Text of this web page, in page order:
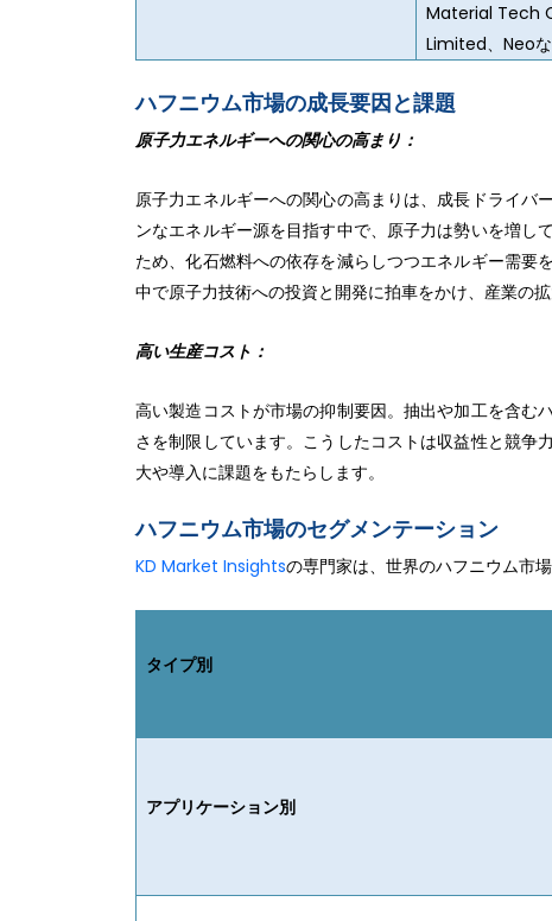
Material Tech
Limited、Neoな
ハフニウム市場の成長要因と課題
原子力エネルギーへの関心の高まり：
原子力エネルギーへの関心の高まりは、成長ドライバ
ンなエネルギー源を目指す中で、原子力は勢いを増
ため、化石燃料への依存を減らしつつエネルギー需要
中で原子力技術への投資と開発に拍車をかけ、産業の拡
高い生産コスト：
高い製造コストが市場の抑制要因。抽出や加工を含む
さを制限しています。こうしたコストは収益性と競
大や導入に課題をもたらします。
ハフニウム市場のセグメンテーション
KD Market Insightsの専門家は、世界のハフニウム市
タイプ別
アプリケーション別